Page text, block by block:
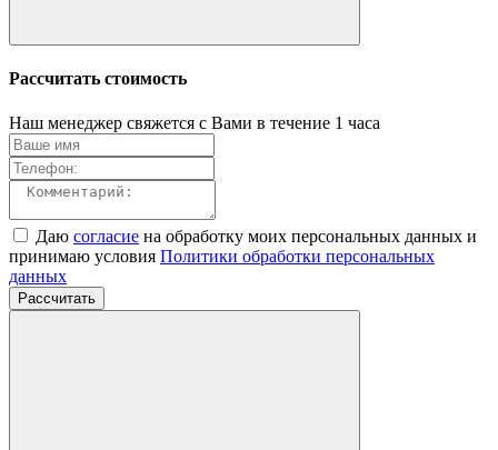
Рассчитать стоимость
Наш менеджер свяжется с Вами в течение 1 часа
Даю согласие на обработку моих персональных данных и
принимаю условия Политики обработки персональных
данных
Рассчитать